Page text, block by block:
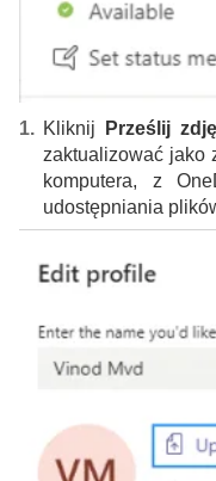
Kliknij Prześlij
zaktualizować jako
komputera, z
udostępniania